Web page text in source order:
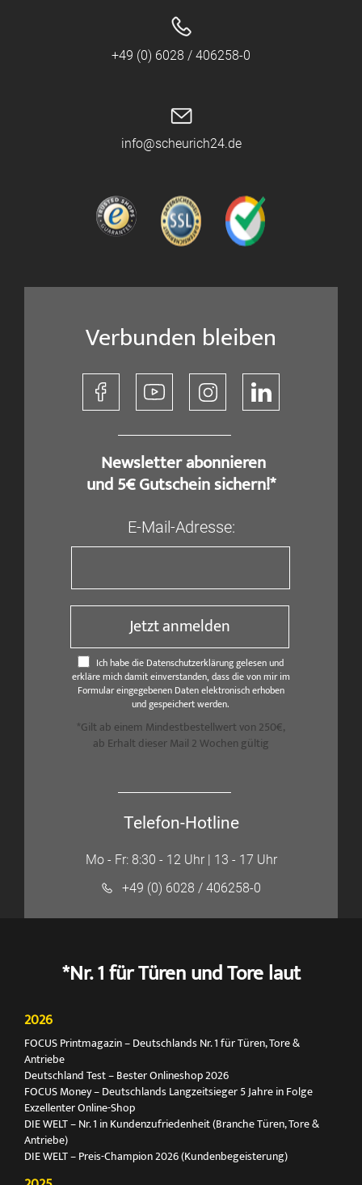
+49 (0) 6028 / 406258-0
info@scheurich24.de
Verbunden bleiben
​ Newsletter abonnieren
und 5€ Gutschein sichern!*
E-Mail-Adresse:
Jetzt anmelden
Ich habe die Datenschutzerklärung gelesen und
erkläre mich damit einverstanden, dass die von mir im
Formular eingegebenen Daten elektronisch erhoben
und gespeichert werden.
*Gilt ab einem Mindestbestellwert von 250€,
ab Erhalt dieser Mail 2 Wochen gültig
Telefon-Hotline
Mo - Fr: 8:30 - 12 Uhr | 13 - 17 Uhr
+49 (0) 6028 / 406258-0
*Nr. 1 für Türen und Tore laut
2026
FOCUS Printmagazin – Deutschlands Nr. 1 für Türen, Tore &
Antriebe
Deutschland Test – Bester Onlineshop 2026
FOCUS Money – Deutschlands Langzeitsieger 5 Jahre in Folge
Exzellenter Online-Shop
DIE WELT – Nr. 1 in Kundenzufriedenheit (Branche Türen, Tore &
Antriebe)
DIE WELT – Preis-Champion 2026 (Kundenbegeisterung)